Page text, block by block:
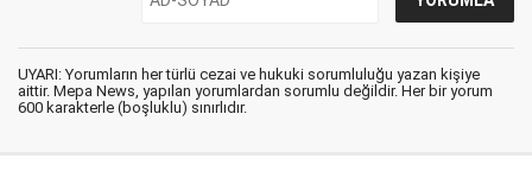
UYARI: Yorumların her türlü cezai ve hukuki sorumluluğu yazan kişiye
aittir. Mepa News, yapılan yorumlardan sorumlu değildir. Her bir yorum
600 karakterle (boşluklu) sınırlıdır.